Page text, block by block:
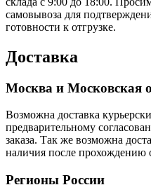
самовывоза для
готовности к отгрузке.
Доставка
Москва и Московская
Возможна доставка
предварительному
заказа. Так же возможна
наличия после прохождению
Регионы России